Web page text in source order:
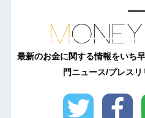
最新のお金に関する情報をいち
門ニュース/プレス